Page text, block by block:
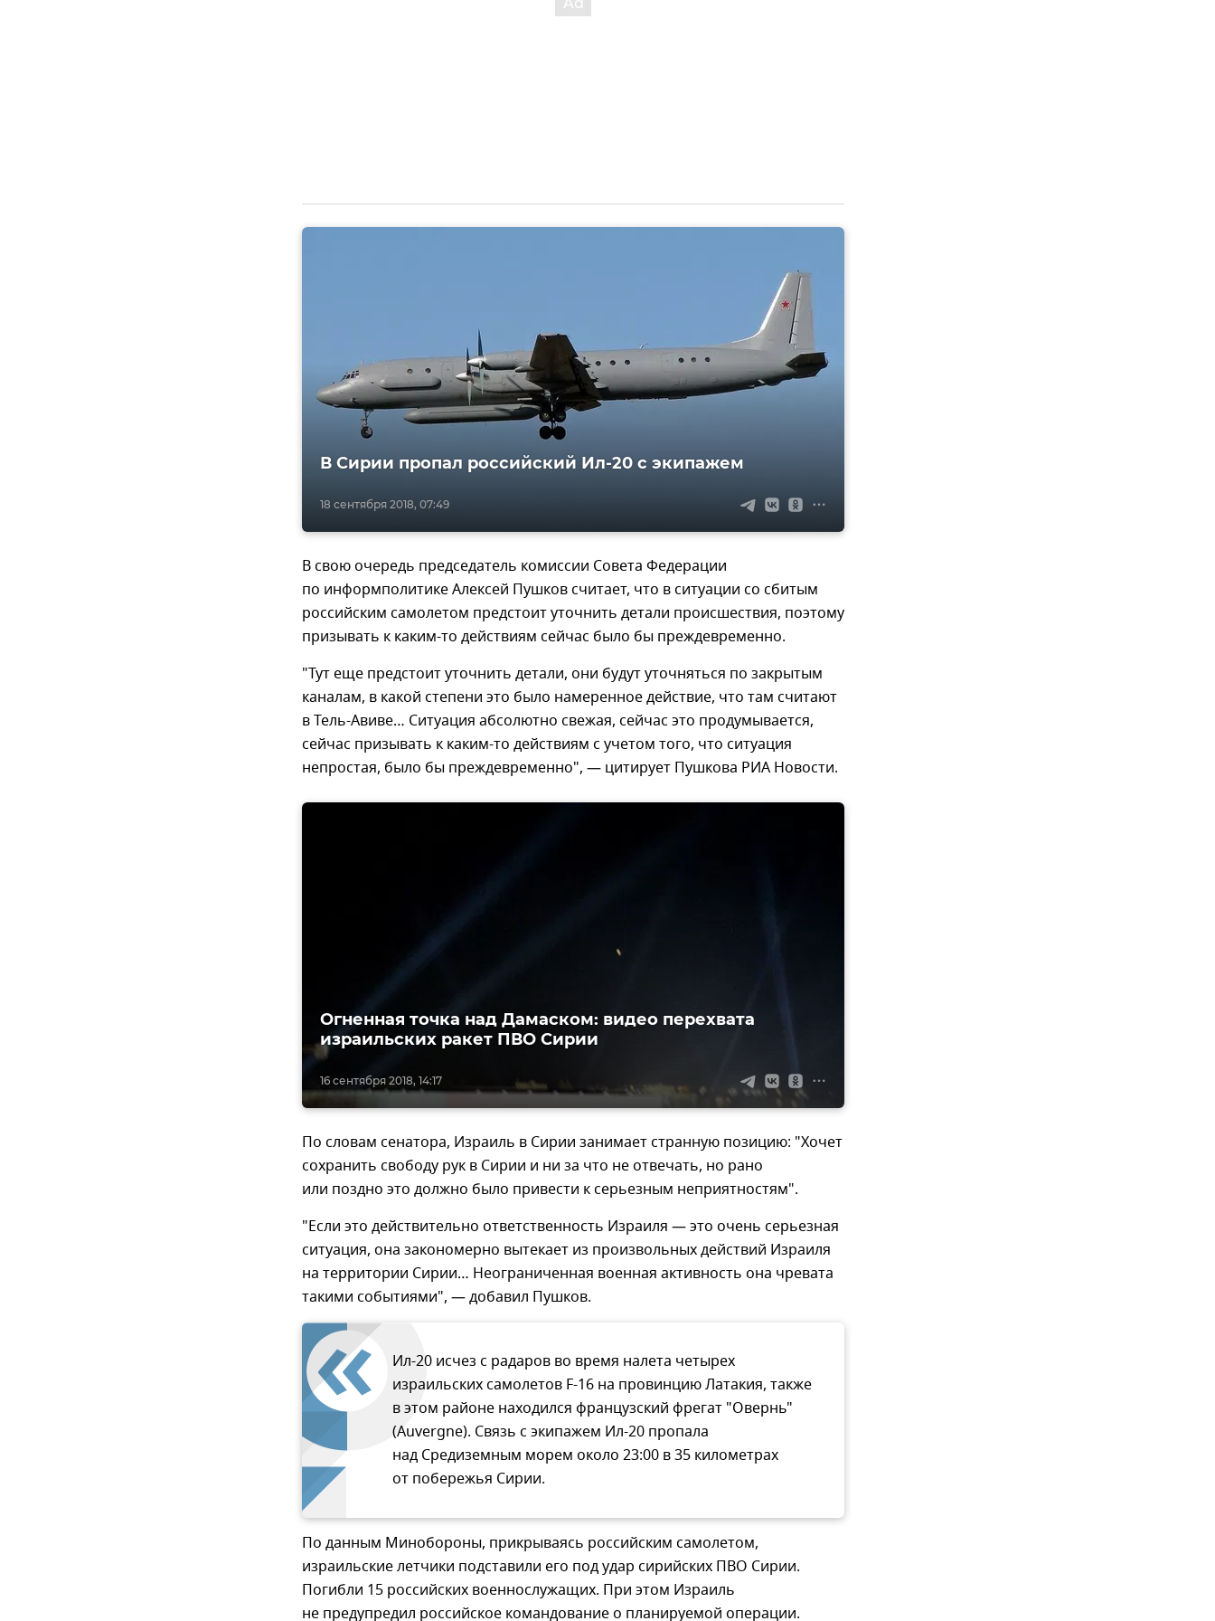
18 сентября 2018, 07:49
В Сирии пропал российский Ил-20 с экипажем
В свою очередь председатель комиссии Совета Федерации
по информполитике Алексей Пушков считает, что в ситуации со сбитым
российским самолетом предстоит уточнить детали происшествия, поэтому
призывать к каким-то действиям сейчас было бы преждевременно.
"Тут еще предстоит уточнить детали, они будут уточняться по закрытым
каналам, в какой степени это было намеренное действие, что там считают
в Тель-Авиве… Ситуация абсолютно свежая, сейчас это продумывается,
сейчас призывать к каким-то действиям с учетом того, что ситуация
непростая, было бы преждевременно", — цитирует Пушкова РИА Новости.
16 сентября 2018, 14:17
Огненная точка над Дамаском: видео перехвата
израильских ракет ПВО Сирии
По словам сенатора, Израиль в Сирии занимает странную позицию: "Хочет
сохранить свободу рук в Сирии и ни за что не отвечать, но рано
или поздно это должно было привести к серьезным неприятностям".
"Если это действительно ответственность Израиля — это очень серьезная
ситуация, она закономерно вытекает из произвольных действий Израиля
на территории Сирии… Неограниченная военная активность она чревата
такими событиями", — добавил Пушков.
Ил-20 исчез с радаров во время налета четырех
израильских самолетов F-16 на провинцию Латакия, также
в этом районе находился французский фрегат "Овернь"
(Auvergne). Связь с экипажем Ил-20 пропала
над Средиземным морем около 23:00 в 35 километрах
от побережья Сирии.
По данным Минобороны, прикрываясь российским самолетом,
израильские летчики подставили его под удар сирийских ПВО Сирии.
Погибли 15 российских военнослужащих. При этом Израиль
не предупредил российское командование о планируемой операции.